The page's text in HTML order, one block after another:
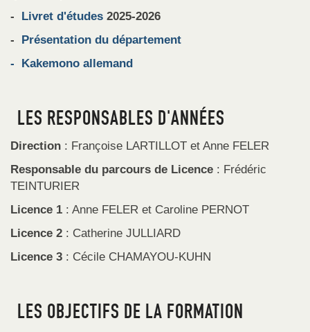
-
Livret d'études 2025-2026
-
Présentation du département
- Kakemono allemand
LES RESPONSABLES D'ANNÉES
Direction : Françoise LARTILLOT et Anne FELER
Responsable du parcours de Licence : Frédéric
TEINTURIER
Licence 1 : Anne FELER et Caroline PERNOT
Licence 2 : Catherine JULLIARD
Licence 3 : Cécile CHAMAYOU-KUHN
LES OBJECTIFS DE LA FORMATION